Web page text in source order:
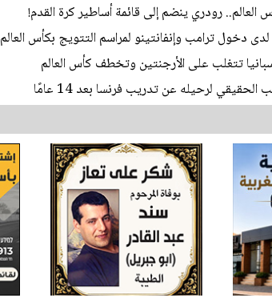
رودري ينضم إلى قائمة أساطير كرة القدم!
دخول ترامب وإنفانتينو لمراسم التتويج بكأس العالم
تتغلب على الأرجنتين وتخطف كأس العالم
لرحيله عن تدريب فرنسا بعد 14 عامًا